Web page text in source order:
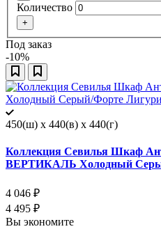
Количество
+
Под заказ
-10%
450(ш) x 440(в) x 440(г)
Коллекция Севилья Шкаф
ВЕРТИКАЛЬ Холодный
4 046 ₽
4 495 ₽
Вы экономите